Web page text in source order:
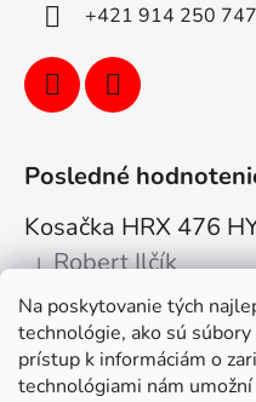
Na poskytovanie tých
technológie, ako sú
prístup k informáciám o
technológiami nám
+421 914 250
Posledné
Kosačka HRX 476
Hodnotenie produktu je 5
| Robert Ilčík
Super. Odporúčam
Facebook